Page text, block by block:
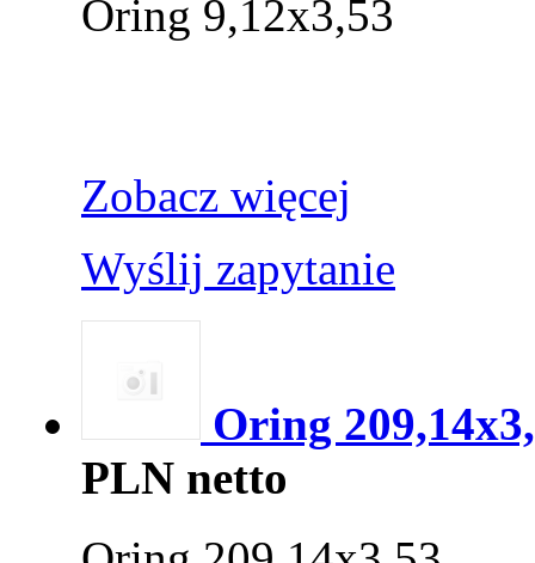
Oring 9,12x3,53
Zobacz więcej
Wyślij zapytanie
Oring
PLN netto